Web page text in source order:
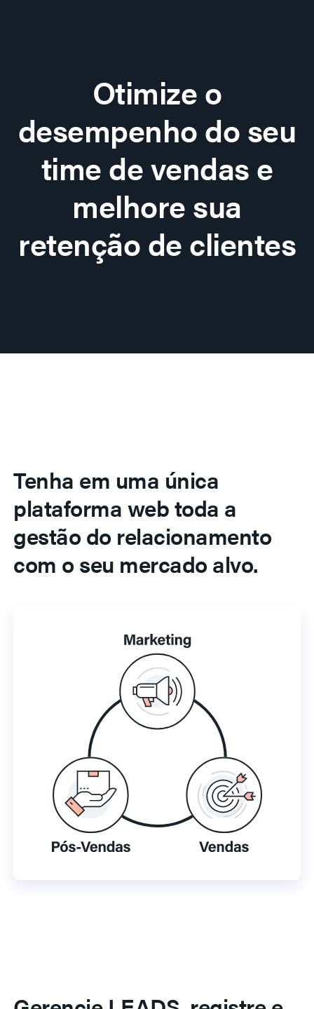
Otimize o
desempenho do seu
time de vendas e
melhore sua
retenção de clientes
Tenha em uma única
plataforma web toda a
gestão do relacionamento
com o seu mercado alvo.